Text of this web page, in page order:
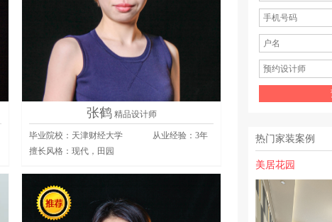
张鹤 精品设计师
毕业院校：天津财经大学 从业经验： 3年
擅长风格：现代，田园
热门家装案例
美居花园